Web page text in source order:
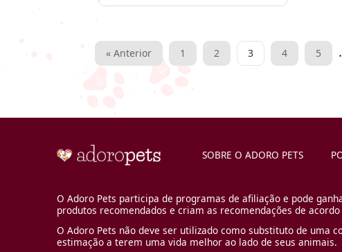
Paginação
« Anterior 1 2 3 4 5
SOBRE O ADORO PETS
O Adoro Pets participa de programas de afiliação e pode
produtos recomendados e criam as recomendações de
O Adoro Pets não deve ser utilizado como substituto de uma
estimação a terem uma vida melhor ao lado de seus animais.